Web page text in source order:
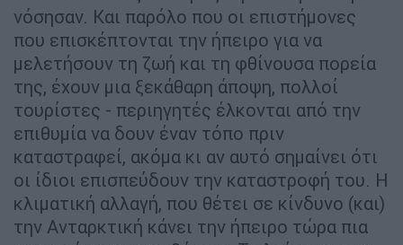
νόσησαν. Και παρόλο που οι επιστήμονες
που επισκέπτονται την ήπειρο για να
μελετήσουν τη ζωή και τη φθίνουσα πορεία
της, έχουν μια ξεκάθαρη άποψη, πολλοί
τουρίστες - περιηγητές έλκονται από την
επιθυμία να δουν έναν τόπο πριν
καταστραφεί, ακόμα κι αν αυτό σημαίνει ότι
οι ίδιοι επισπεύδουν την καταστροφή του. Η
κλιματική αλλαγή, που θέτει σε κίνδυνο (και)
την Ανταρκτική κάνει την ήπειρο τώρα πια